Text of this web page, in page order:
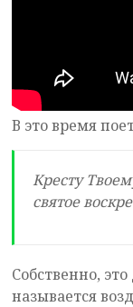
В это время
Кресту
святое
Собственно,
называется